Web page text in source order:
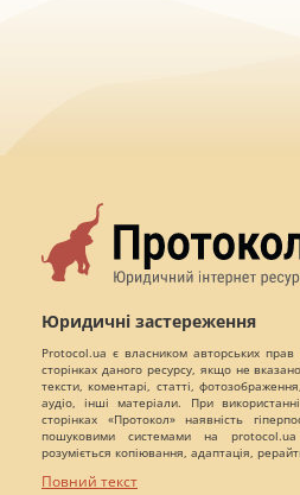
Юридичні застереження
Protocol.ua є власником авторських
сторінках даного ресурсу, якщо не
тексти, коментарі, статті,
аудіо, інші матеріали. При
сторінках «Протокол» наявність
пошуковими системами на protocol.ua
розуміється копіювання, адаптація,
Повний текст